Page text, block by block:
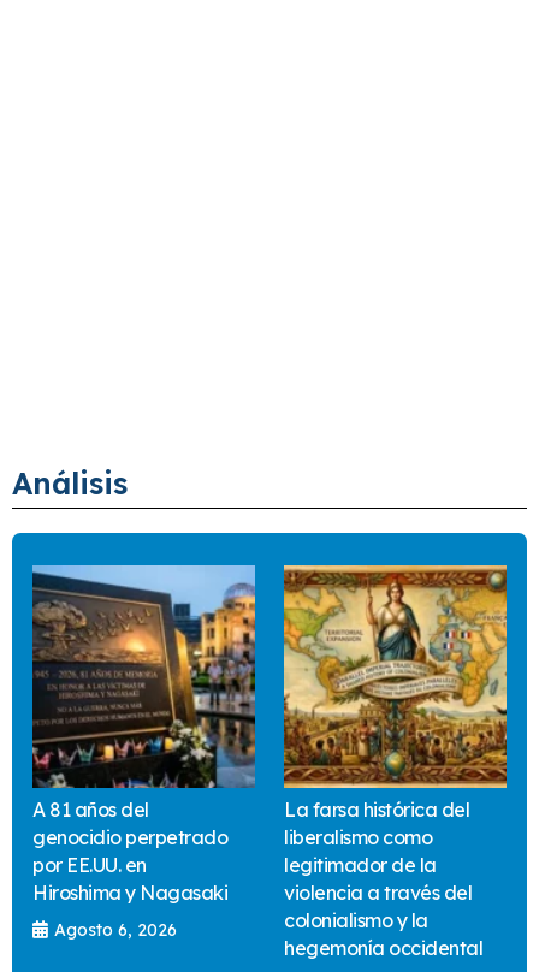
Análisis
A 81 años del
genocidio perpetrado
por EE.UU. en
Hiroshima y Nagasaki
Agosto 6, 2026
La farsa histórica del
liberalismo como
legitimador de la
violencia a través del
colonialismo y la
hegemonía occidental